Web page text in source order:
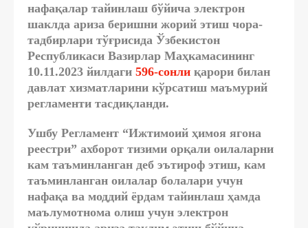
нафақалар тайинлаш бўйича электрон
шаклда ариза беришни жорий этиш чора-
тадбирлари тўғрисида Ўзбекистон
Республикаси Вазирлар Маҳкамасининг
10.11.2023 йилдаги 596-сонли қарори билан
давлат хизматларини кўрсатиш маъмурий
регламенти тасдиқланди.
Ушбу Регламент “Ижтимоий ҳимоя ягона
реестри” ахборот тизими орқали оилаларни
кам таъминланган деб эътироф этиш, кам
таъминланган оилалар болалари учун
нафақа ва моддий ёрдам тайинлаш ҳамда
маълумотнома олиш учун электрон